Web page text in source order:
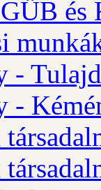
és
-
-